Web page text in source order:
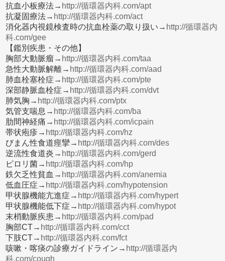
抗血小板療法→ http://循環器内科.com/apt
抗凝固療法→ http://循環器内科.com/act
消化器内視鏡検査時の抗血栓薬の取り扱い→ http://循環器内
科.com/gee
【鑑別疾患・その他】
胸部大動脈瘤→ http://循環器内科.com/taa
急性大動脈解離→ http://循環器内科.com/aad
肺血栓塞栓症→ http://循環器内科.com/pte
深部静脈血栓症→ http://循環器内科.com/dvt
肺気胸→ http://循環器内科.com/ptx
気管支喘息→ http://循環器内科.com/ba
肋間神経痛→ http://循環器内科.com/icpain
帯状疱疹→ http://循環器内科.com/hz
びまん性食道痙攣→ http://循環器内科.com/des
逆流性食道炎→ http://循環器内科.com/gerd
ピロリ菌→ http://循環器内科.com/hp
鉄欠乏性貧血→ http://循環器内科.com/anemia
低血圧症→ http://循環器内科.com/hypotension
甲状腺機能亢進症→ http://循環器内科.com/hypert
甲状腺機能低下症→ http://循環器内科.com/hypot
末梢動脈疾患→ http://循環器内科.com/pad
胸部CT→ http://循環器内科.com/cct
下肢CT→ http://循環器内科.com/fct
咳嗽・喀痰の診療ガイドライン→ http://循環器内
科.com/cough